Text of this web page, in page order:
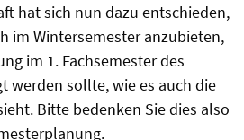
hat sich nun dazu entschieden,
im Wintersemester anzubieten,
im 1. Fachsemester des
werden sollte, wiees auch die
Bitte bedenken Sie dies also